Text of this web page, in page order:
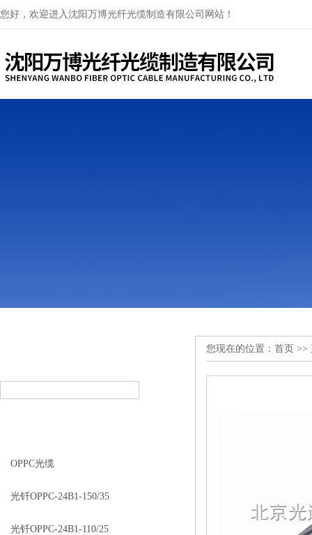
您好，欢迎进入沈阳万博光纤光缆制造有限公司网站！
OPPC光缆
光钎OPPC-24B1-150/35
光钎OPPC-24B1-110/25
您现在的位置： 首页 >>